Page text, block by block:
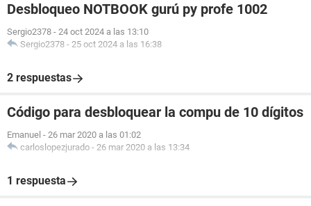
Desbloqueo NOTBOOK gurú py profe 1002
Sergio2378 - 24 oct 2024 a las 13:10
Sergio2378 - 25 oct 2024 a las 16:38
2 respuestas
Código para desbloquear la compu de 10 dígitos
Emanuel - 26 mar 2020 a las 01:02
carloslopezjurado - 26 mar 2020 a las 13:34
1 respuesta